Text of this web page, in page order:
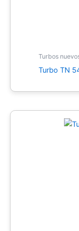
Turbos
Turbo TN